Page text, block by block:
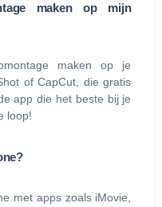
maken op mijn
maken op je
of CapCut, die gratis
app die het beste bij je
loop!
met apps zoals iMovie,